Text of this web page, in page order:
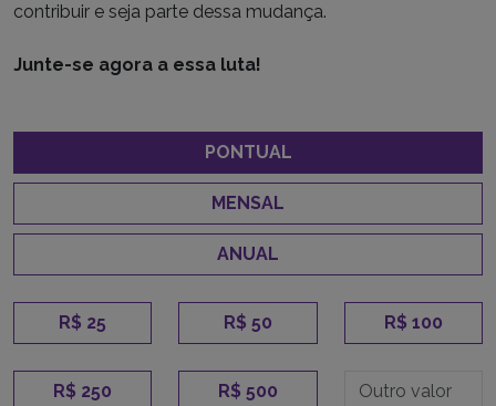
contribuir e seja parte dessa mudança.
Junte-se agora a essa luta!
PONTUAL
MENSAL
ANUAL
R$ 25 R$ 50 R$ 100
R$ 250 R$ 500